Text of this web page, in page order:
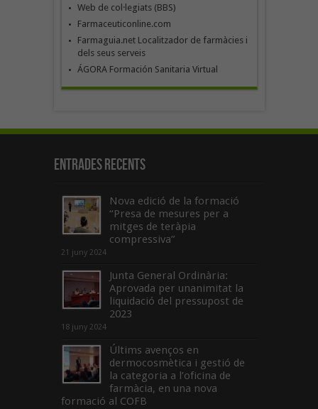
Web de col·legiats (BBS)
Farmaceuticonline.com
Farmaguia.net Localitzador de farmàcies i
dels seus serveis
ÁGORA Formación Sanitaria Virtual
Entrades recents
Nova edició de la formació
“Presa de mesures per a
mitges de teràpia
compressiva”
21 juny 2024
Junta General Ordinària:
Aprovada per unanimitat la
liquidació del pressupost de
2023
18 juny 2024
Últims avenços en
dermocosmètica i gestió de
la categoria a l’oficina de
farmàcia, en una nova
formació al COFB